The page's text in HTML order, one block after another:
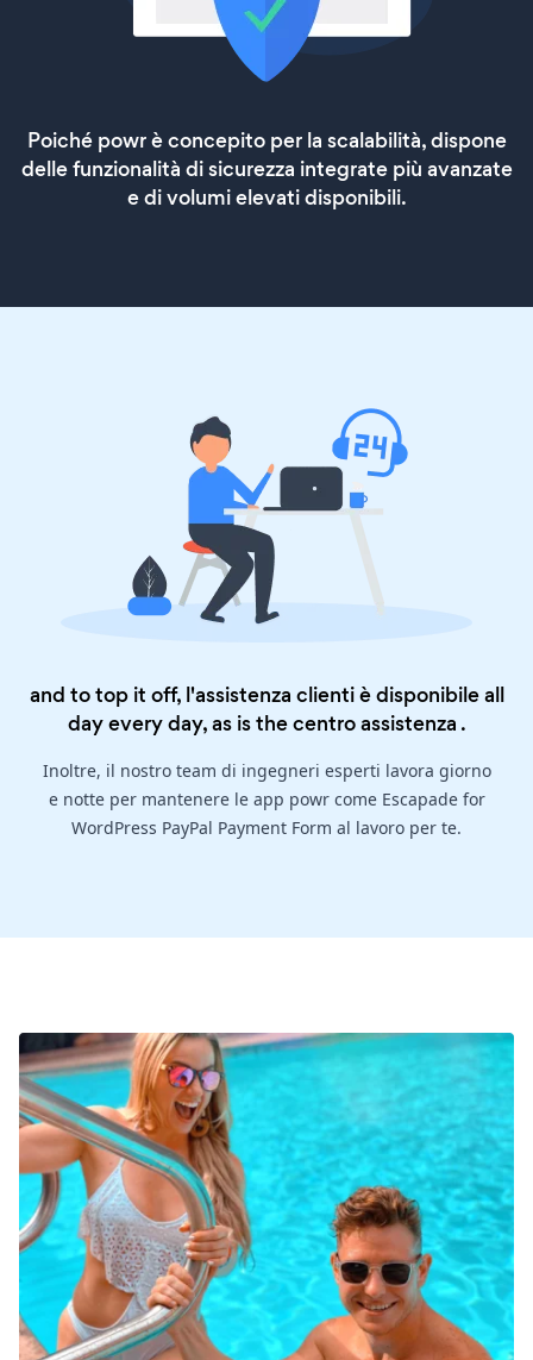
Poiché powr è concepito per la scalabilità, dispone
delle funzionalità di sicurezza integrate più avanzate
e di volumi elevati disponibili.
and to top it off, l'assistenza clienti è disponibile all
day every day, as is thecentro assistenza .
Inoltre, il nostro team di ingegneri esperti lavora giorno
e notte per mantenere le app powr come Escapade for
WordPress PayPal Payment Form al lavoro per te.